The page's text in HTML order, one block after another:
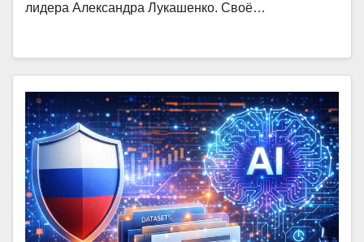
лидера Александра Лукашенко. Своё…